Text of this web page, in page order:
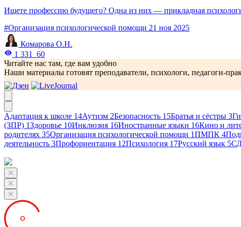
Ищете профессию будущего? Одна из них — прикладная
#Организация психологической помощи 21 ноя 2025
Комарова О.Н.
1 331
60
Читайте нас там, где вам удобно
Наши материалы готовят преподаватели, психологи, педагоги-
Адаптация к школе 14Аутизм 2Безопасность 15Братья и сёстры 3
(ЗПР) 1Здоровье 10Инклюзия 16Иностранные языки 16Кино и
родителях 35Организация психологической помощи 1ПМПК 4
деятельность 3Профориентация 12Психология 17Русский язык 5